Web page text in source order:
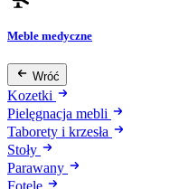
Meble medyczne
Wróć
Kozetki
Pielęgnacja mebli
Taborety i krzesła
Stoły
Parawany
Fotele